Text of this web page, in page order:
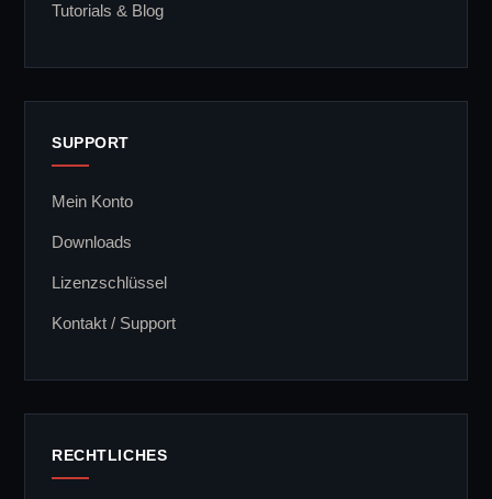
Tutorials & Blog
SUPPORT
Mein Konto
Downloads
Lizenzschlüssel
Kontakt / Support
RECHTLICHES